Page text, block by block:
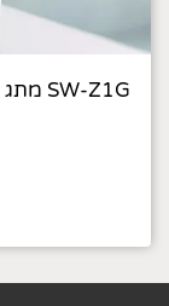
SW-Z1G מתג חכם אוניברסלי להדלקה אחת, 1 מקום